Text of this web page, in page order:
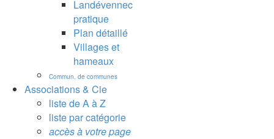
Landévennec
pratique
Plan détaillé
Villages et
hameaux
Commun. de communes
Associations & Cie
liste de A à Z
liste par catégorie
accès à votre page